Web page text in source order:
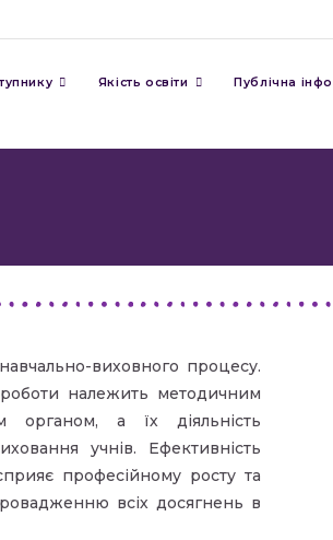
Якість освіти Публічна
виховного процесу.
належить методичним
органом, а їх діяльність
учнів. Ефективність
професійному росту та
всіх досягнень в